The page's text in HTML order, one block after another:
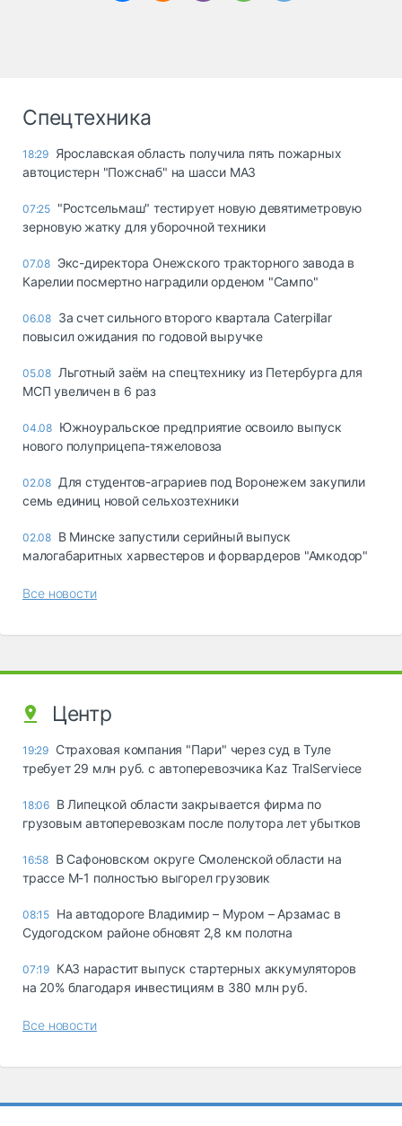
Спецтехника
18:29 Ярославская область получила пять пожарных
автоцистерн "Пожснаб" на шасси МАЗ
07:25 "Ростсельмаш" тестирует новую девятиметровую
зерновую жатку для уборочной техники
07.08 Экс-директора Онежского тракторного завода в
Карелии посмертно наградили орденом "Сампо"
06.08 За счет сильного второго квартала Caterpillar
повысил ожидания по годовой выручке
05.08 Льготный заём на спецтехнику из Петербурга для
МСП увеличен в 6 раз
04.08 Южноуральское предприятие освоило выпуск
нового полуприцепа-тяжеловоза
02.08 Для студентов-аграриев под Воронежем закупили
семь единиц новой сельхозтехники
02.08 В Минске запустили серийный выпуск
малогабаритных харвестеров и форвардеров "Амкодор"
Все новости
Центр
19:29 Страховая компания "Пари" через суд в Туле
требует 29 млн руб. с автоперевозчика Kaz TralServiece
18:06 В Липецкой области закрывается фирма по
грузовым автоперевозкам после полутора лет убытков
16:58 В Сафоновском округе Смоленской области на
трассе М-1 полностью выгорел грузовик
08:15 На автодороге Владимир – Муром – Арзамас в
Судогодском районе обновят 2,8 км полотна
07:19 КАЗ нарастит выпуск стартерных аккумуляторов
на 20% благодаря инвестициям в 380 млн руб.
Все новости